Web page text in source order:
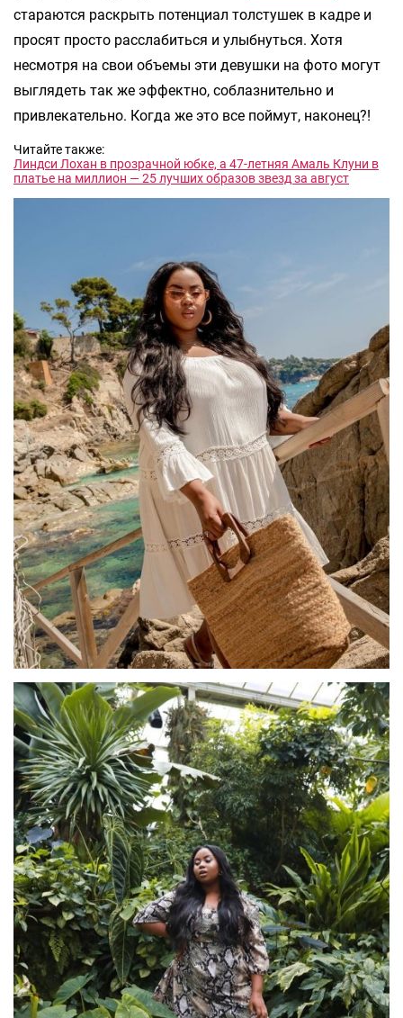
стараются раскрыть потенциал толстушек в кадре и
просят просто расслабиться и улыбнуться. Хотя
несмотря на свои объемы эти девушки на фото могут
выглядеть так же эффектно, соблазнительно и
привлекательно. Когда же это все поймут, наконец?!
Читайте также:
Линдси Лохан в прозрачной юбке, а 47-летняя Амаль Клуни в
платье на миллион — 25 лучших образов звезд за август